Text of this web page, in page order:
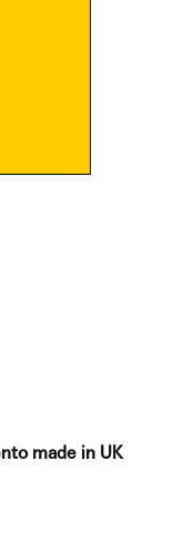
made in UK